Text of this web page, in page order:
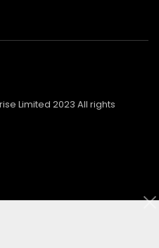
Limited 2023 All rights